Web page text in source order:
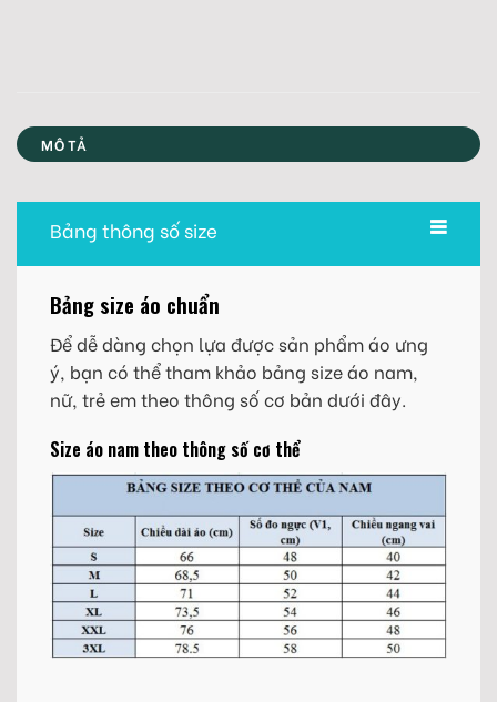
MÔ TẢ
Bảng thông số size
Bảng size áo chuẩn
Để dễ dàng chọn lựa được sản phẩm áo ưng
ý, bạn có thể tham khảo bảng size áo nam,
nữ, trẻ em theo thông số cơ bản dưới đây.
Size áo nam theo thông số cơ thể